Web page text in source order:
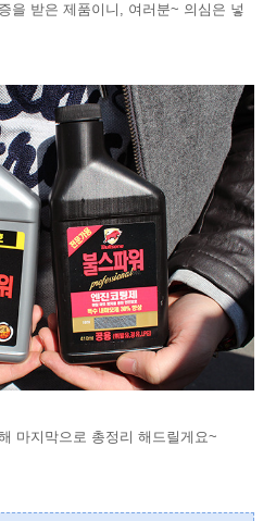
을 받은 제품이니, 여러분~ 의심은 넣
마지막으로 총정리 해드릴게요~